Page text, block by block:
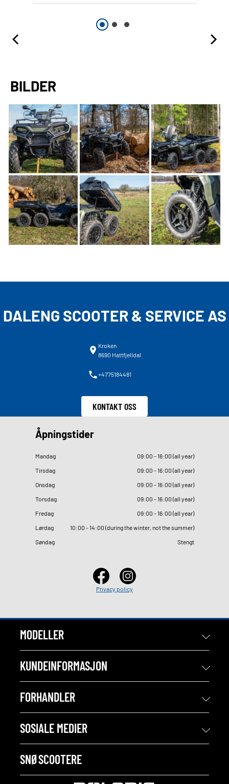
BILDER
DALENG SCOOTER & SERVICE AS
Kroken
8690 Hattfjelldal
+4775184481
KONTAKT OSS
Åpningstider
Mandag 09:00 - 16:00 (all year)
Tirsdag
09:00 - 16:00 (all year)
Onsdag
09:00 - 16:00 (all year)
Torsdag
09:00 - 16:00 (all year)
Fredag
09:00 - 16:00 (all year)
Lørdag
10:00 - 14:00 (during the winter, not the summer)
Søndag
Stengt
Privacy policy
MODELLER
KUNDEINFORMASJON
FORHANDLER
SOSIALE MEDIER
SNØSCOOTERE